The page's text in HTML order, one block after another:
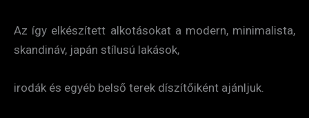
Az így elkészített alkotásokat a modern, minimalista,
skandináv, japán stílusú lakások,
irodák és egyéb belső terek díszítőiként ajánljuk.